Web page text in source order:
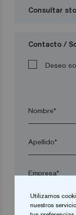
Consultar
Contacto /
Deseo
Nombre*
Apellido*
Empresa*
Utilizamos
nuestros